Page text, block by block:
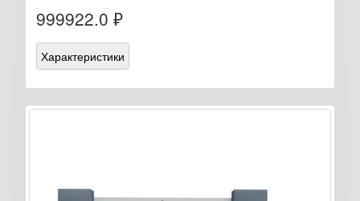
999922.0 ₽
Характеристики